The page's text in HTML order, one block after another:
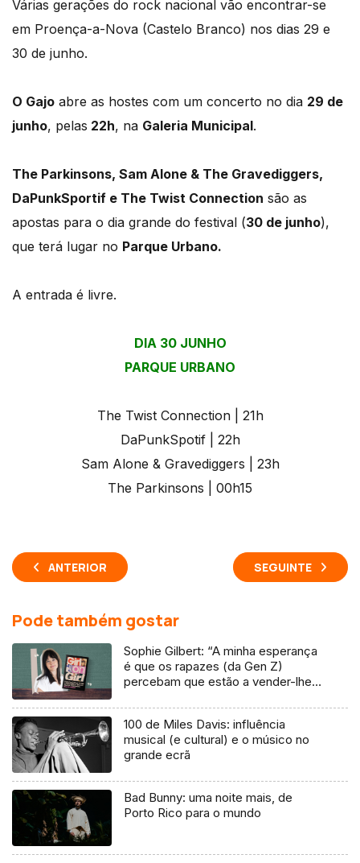
Várias gerações do rock nacional vão encontrar-se
em Proença-a-Nova (Castelo Branco) nos dias 29 e
30 de junho.
O Gajo abre as hostes com um concerto no dia 29 de
junho, pelas 22h, na Galeria Municipal.
The Parkinsons, Sam Alone & The Gravediggers,
DaPunkSportif e The Twist Connection são as
apostas para o dia grande do festival (30 de junho),
que terá lugar no Parque Urbano.
A entrada é livre.
DIA 30 JUNHO
PARQUE URBANO
The Twist Connection | 21h
DaPunkSpotif | 22h
Sam Alone & Gravediggers | 23h
The Parkinsons | 00h15
ANTERIOR SEGUINTE
Pode também gostar
Sophie Gilbert: “A minha esperança
é que os rapazes (da Gen Z)
percebam que estão a vender-lhes
100 de Miles Davis: influência
musical (e cultural) e o músico no
grande ecrã
Bad Bunny: uma noite mais, de
Porto Rico para o mundo